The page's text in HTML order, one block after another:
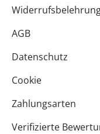
AGB
Datenschutz
Cookie
Zahlungsarten
Verifizierte